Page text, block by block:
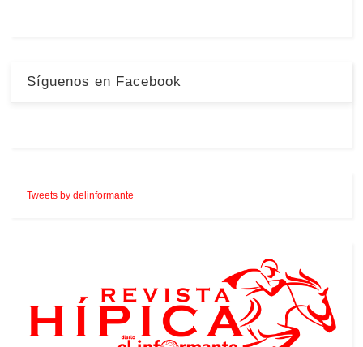
Síguenos en Facebook
Tweets by delinformante